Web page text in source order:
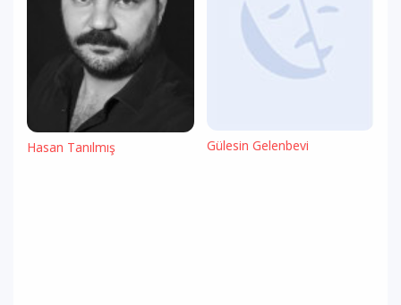
Hasan Tanılmış Gülesin Gelenbevi